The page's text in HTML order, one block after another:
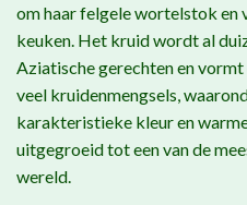
om haar felgele wortelstok en
keuken. Het kruid wordt al
Aziatische gerechten en
veel kruidenmengsels,
karakteristieke kleur en
uitgegroeid tot een van de
wereld.